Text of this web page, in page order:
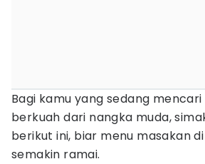
Bagi kamu yang sedang
berkuah dari nangka muda,
berikut ini, biar menu masakan
semakin ramai.